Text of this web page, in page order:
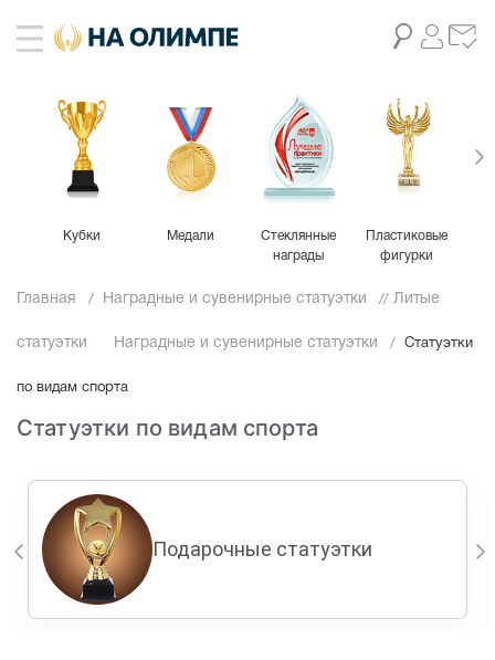
Кубки Медали
Стеклянные
награды
Пластиковые
фигурки
Главная Наградные и сувенирные статуэтки Литые
статуэтки Наградные и сувенирные статуэтки Статуэтки
по видам спорта
Статуэтки по видам спорта
Подарочные статуэтки